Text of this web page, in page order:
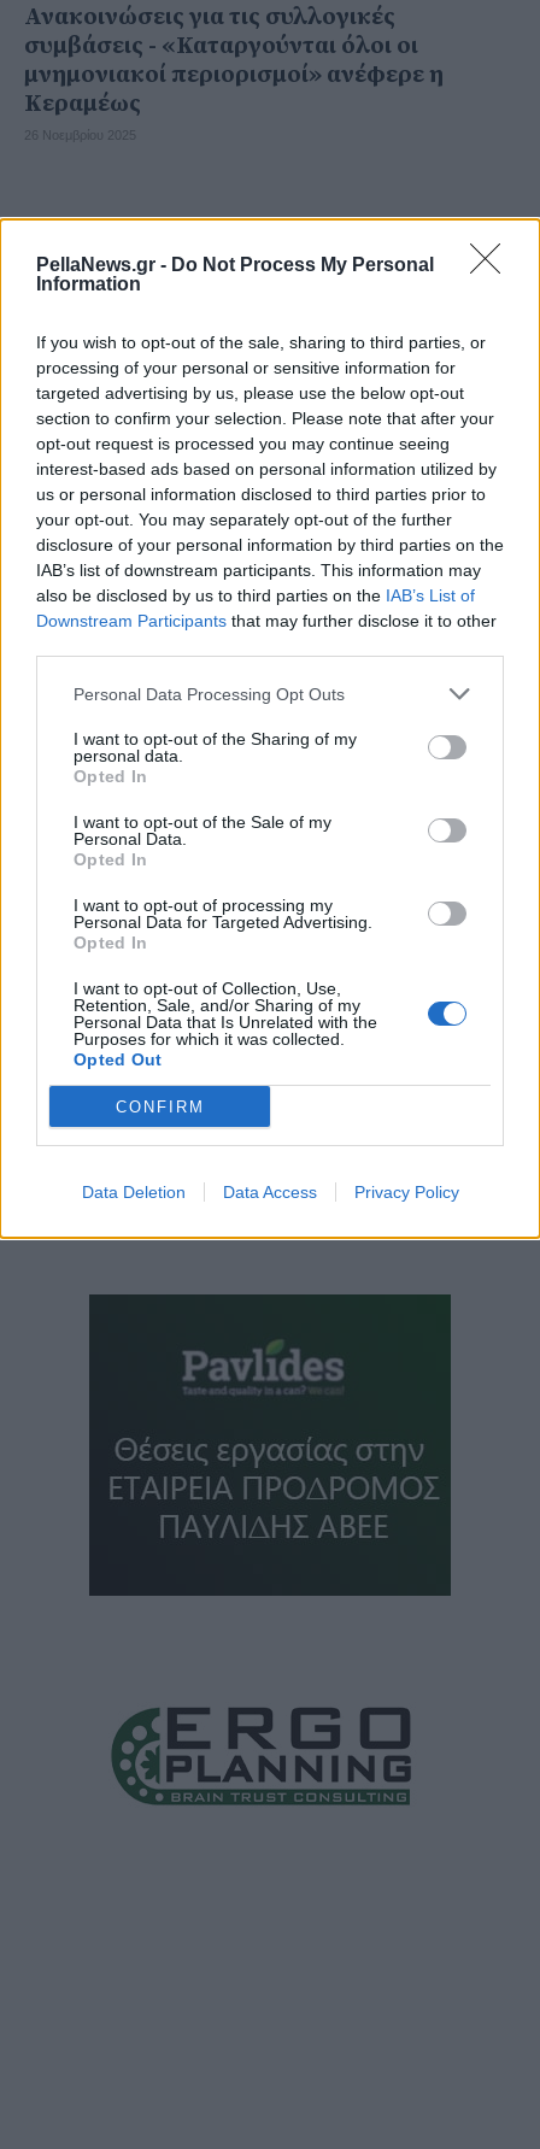
PellaNews.gr - Do Not Process My Personal
Information
If you wish to opt-out of the sale, sharing to third parties, or
processing of your personal or sensitive information for
targeted advertising by us, please use the below opt-out
section to confirm your selection. Please note that after your
opt-out request is processed you may continue seeing
interest-based ads based on personal information utilized by
us or personal information disclosed to third parties prior to
your opt-out. You may separately opt-out of the further
disclosure of your personal information by third parties on the
IAB’s list of downstream participants. This information may
also be disclosed by us to third parties on the IAB’s List of
Downstream Participants that may further disclose it to other
Personal Data Processing Opt Outs
I want to opt-out of the Sharing of my
personal data.
Opted In
I want to opt-out of the Sale of my
Personal Data.
Opted In
I want to opt-out of processing my
Personal Data for Targeted Advertising.
Opted In
I want to opt-out of Collection, Use,
Retention, Sale, and/or Sharing of my
Personal Data that Is Unrelated with the
Purposes for which it was collected.
Opted Out
CONFIRM
Data Deletion Data Access Privacy Policy
Ανακοινώσεις για τις συλλογικές
συμβάσεις - «Καταργούνται όλοι οι
μνημονιακοί περιορισμοί» ανέφερε η
Κεραμέως
26 Νοεμβρίου 2025